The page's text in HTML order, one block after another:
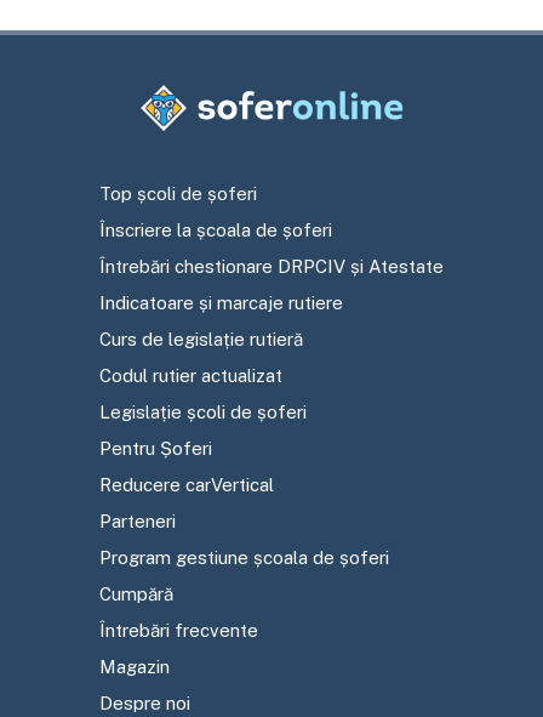
Top școli de șoferi
Înscriere la școala de șoferi
Întrebări chestionare DRPCIV și Atestate
Indicatoare și marcaje rutiere
Curs de legislație rutieră
Codul rutier actualizat
Legislație școli de șoferi
Pentru Șoferi
Reducere carVertical
Parteneri
Program gestiune școala de șoferi
Cumpără
Întrebări frecvente
Magazin
Despre noi